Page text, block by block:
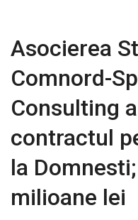
Asocierea
Comnord-
Consulting
contractul
la
milioane lei